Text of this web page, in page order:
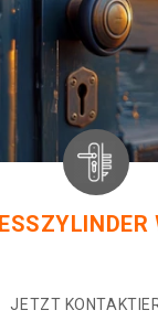
JETZT